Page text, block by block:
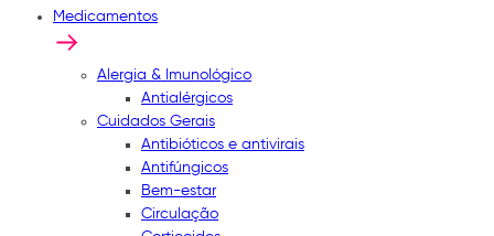
Medicamentos
Alergia & Imunológico
Antialérgicos
Cuidados Gerais
Antibióticos e antivirais
Antifúngicos
Bem-estar
Circulação